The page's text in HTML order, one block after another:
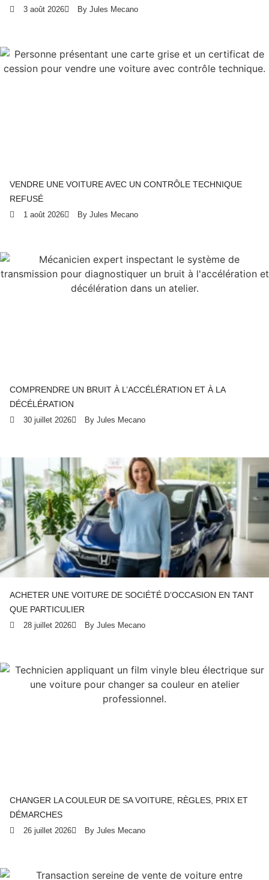
3 août 2026 By Jules Mecano
VENDRE UNE VOITURE AVEC UN CONTRÔLE TECHNIQUE
REFUSÉ
1 août 2026 By Jules Mecano
COMPRENDRE UN BRUIT À L’ACCÉLÉRATION ET À LA
DÉCÉLÉRATION
30 juillet 2026 By Jules Mecano
ACHETER UNE VOITURE DE SOCIÉTÉ D’OCCASION EN TANT
QUE PARTICULIER
28 juillet 2026 By Jules Mecano
CHANGER LA COULEUR DE SA VOITURE, RÈGLES, PRIX ET
DÉMARCHES
26 juillet 2026 By Jules Mecano